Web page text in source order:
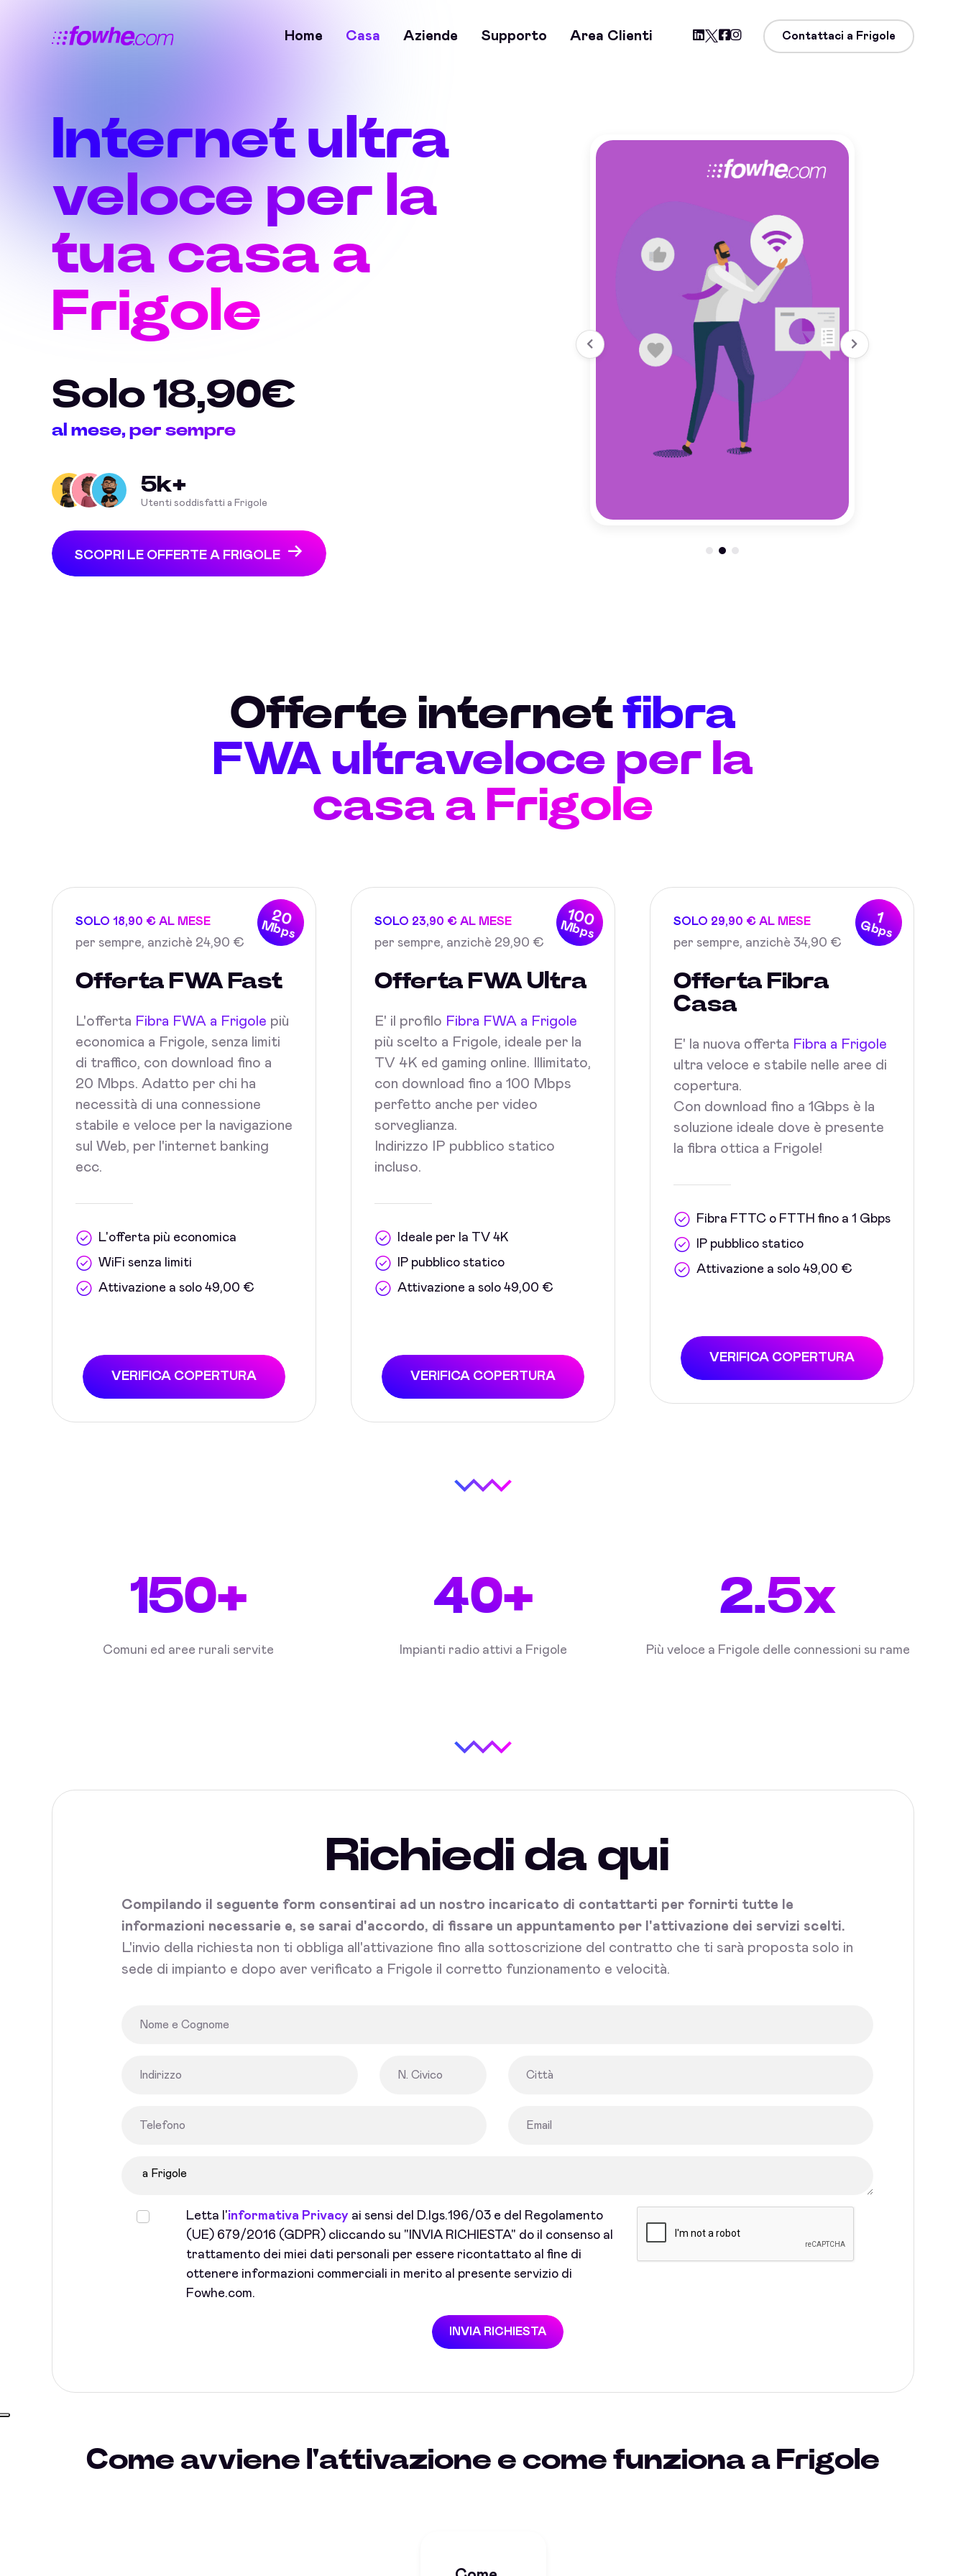
Home Casa Aziende Supporto Area Clienti Contattaci a Frigole
Internet ultra
veloce per la
tua casa a
Frigole
Solo 18,90€
al mese, per sempre
5k+
Utenti soddisfatti a Frigole
SCOPRI LE OFFERTE A FRIGOLE
Offerte internet fibra
FWA ultraveloce per la
casa a Frigole
20
Mbps
SOLO 18,90 € AL MESE
per sempre, anzichè 24,90 €
Offerta FWA Fast
L'offerta Fibra FWA a Frigole più
economica a Frigole, senza limiti
di traffico, con download fino a
20 Mbps. Adatto per chi ha
necessità di una connessione
stabile e veloce per la navigazione
sul Web, per l'internet banking
ecc.
L'offerta più economica
WiFi senza limiti
Attivazione a solo 49,00 €
VERIFICA COPERTURA
100
Mbps
SOLO 23,90 € AL MESE
per sempre, anzichè 29,90 €
Offerta FWA Ultra
E' il profilo Fibra FWA a Frigole
più scelto a Frigole, ideale per la
TV 4K ed gaming online. Illimitato,
con download fino a 100 Mbps
perfetto anche per video
sorveglianza.
Indirizzo IP pubblico statico
incluso.
Ideale per la TV 4K
IP pubblico statico
Attivazione a solo 49,00 €
VERIFICA COPERTURA
1
Gbps
SOLO 29,90 € AL MESE
per sempre, anzichè 34,90 €
Offerta Fibra
Casa
E' la nuova offerta Fibra a Frigole
ultra veloce e stabile nelle aree di
copertura.
Con download fino a 1Gbps è la
soluzione ideale dove è presente
la fibra ottica a Frigole!
Fibra FTTC o FTTH fino a 1 Gbps
IP pubblico statico
Attivazione a solo 49,00 €
VERIFICA COPERTURA
150+
Comuni ed aree rurali servite
40+
Impianti radio attivi a Frigole
2.5x
Più veloce a Frigole delle connessioni su rame
Richiedi da qui
Compilando il seguente form consentirai ad un nostro incaricato di contattarti per fornirti tutte le
informazioni necessarie e, se sarai d'accordo, di fissare un appuntamento per l'attivazione dei servizi scelti.
L'invio della richiesta non ti obbliga all'attivazione fino alla sottoscrizione del contratto che ti sarà proposta solo in
sede di impianto e dopo aver verificato a Frigole il corretto funzionamento e velocità.
Letta l'informativa Privacyai sensi del D.lgs.196/03 e del Regolamento
(UE) 679/2016 (GDPR) cliccando su "INVIA RICHIESTA" do il consenso al
trattamento dei miei dati personali per essere ricontattato al fine di
ottenere informazioni commerciali in merito al presente servizio di
Fowhe.com.
INVIA RICHIESTA
Come avviene l'attivazione e come funziona a Frigole